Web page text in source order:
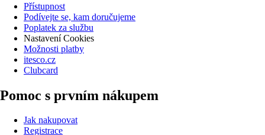
Přístupnost
Podívejte se, kam doručujeme
Poplatek za službu
Nastavení Cookies
Možnosti platby
itesco.cz
Clubcard
Pomoc s prvním nákupem
Jak nakupovat
Registrace